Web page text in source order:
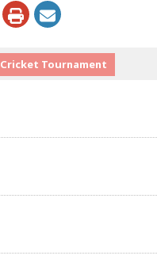
Cricket Tournament